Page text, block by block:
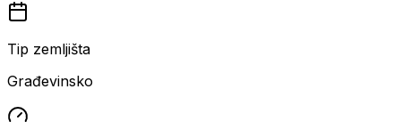
Tip zemljišta
Građevinsko